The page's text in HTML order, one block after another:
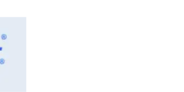
同时安装两个或者多个会声会影版本的回答，最
不冲突的；